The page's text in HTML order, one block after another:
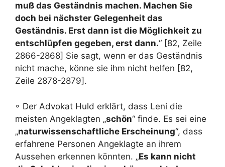
muß das Geständnis machen. Machen Sie
doch bei nächster Gelegenheit das
Geständnis. Erst dann ist die Möglichkeit zu
entschlüpfen gegeben, erst dann.“ [82, Zeile
2866-2868] Sie sagt, wenn er das Geständnis
nicht mache, könne sie ihm nicht helfen [82,
Zeile 2878-2879].
◦ Der Advokat Huld erklärt, dass Leni die
meisten Angeklagten „schön“ finde. Es sei eine
„naturwissenschaftliche Erscheinung“, dass
erfahrene Personen Angeklagte an ihrem
Aussehen erkennen könnten. „Es kann nicht